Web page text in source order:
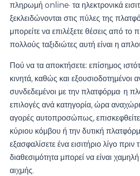
πληρωμή online· τα ηλεκτρονικά
ξεκλειδώνονται στις πύλες της
μπορείτε να επιλέξετε θέσεις από το
πολλούς ταξιδιώτες αυτή είναι η
Πού να τα αποκτήσετε: επίσημος
κινητά, καθώς και εξουσιοδοτημένοι
συνδεδεμένοι με την πλατφόρμα· η
επιλογές ανά κατηγορία, ώρα
αγορές αυτοπροσώπως, επισκεφθείτε
κύριου κόμβου ή την δυτική
εξασφαλίσετε ένα εισιτήριο λίγο
διαθεσιμότητα μπορεί να είναι
αιχμής.